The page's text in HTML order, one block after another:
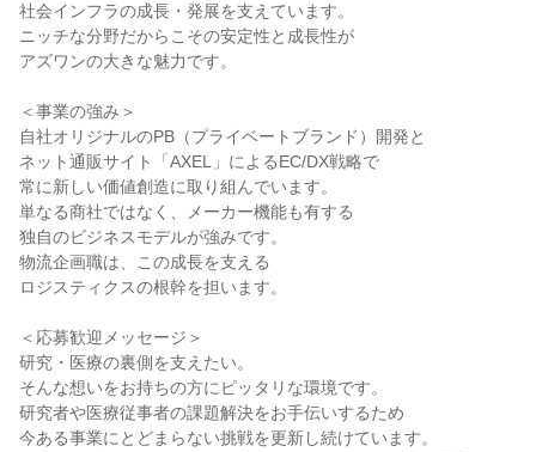
社会インフラの成長・発展を支えています。
ニッチな分野だからこその安定性と成長性が
アズワンの大きな魅力です。
＜事業の強み＞
自社オリジナルのPB（プライベートブランド）開発と
ネット通販サイト「AXEL」によるEC/DX戦略で
常に新しい価値創造に取り組んでいます。
単なる商社ではなく、メーカー機能も有する
独自のビジネスモデルが強みです。
物流企画職は、この成長を支える
ロジスティクスの根幹を担います。
＜応募歓迎メッセージ＞
研究・医療の裏側を支えたい。
そんな想いをお持ちの方にピッタリな環境です。
研究者や医療従事者の課題解決をお手伝いするため
今ある事業にとどまらない挑戦を更新し続けています。